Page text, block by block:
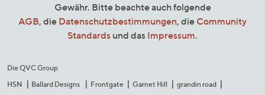
Gewähr. Bitte beachte auch folgende
AGB, die Datenschutzbestimmungen, die Community
Standards und das Impressum.
Die QVC Group
HSN
Ballard Designs Frontgate Garnet Hill
grandin road